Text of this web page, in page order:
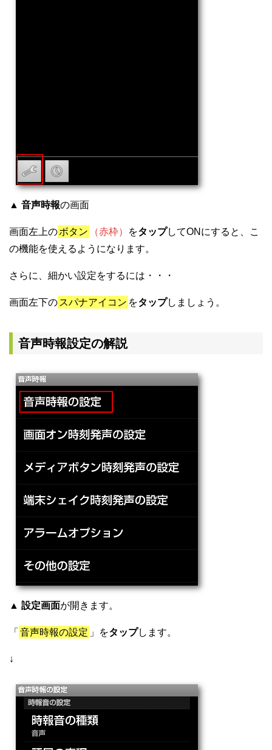
▲ 音声時報の画面
画面左上のボタン （赤枠） をタップしてONにすると、こ
の機能を使えるようになります。
さらに、細かい設定をするには・・・
画面左下の スパナアイコン をタップしましょう。
音声時報設定の解説
▲ 設定画面が開きます。
「 音声時報の設定 」をタップします。
↓